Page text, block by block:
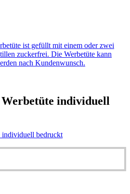
individuell
bedruckt